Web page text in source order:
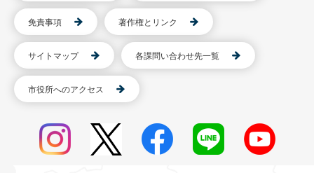
免責事項 著作権とリンク
サイトマップ 各課問い合わせ先一覧
市役所へのアクセス